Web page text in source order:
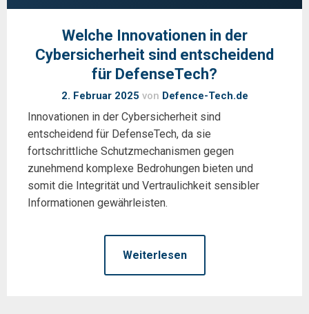
Welche Innovationen in der
Cybersicherheit sind entscheidend
für DefenseTech?
2. Februar 2025 von Defence-Tech.de
Innovationen in der Cybersicherheit sind
entscheidend für DefenseTech, da sie
fortschrittliche Schutzmechanismen gegen
zunehmend komplexe Bedrohungen bieten und
somit die Integrität und Vertraulichkeit sensibler
Informationen gewährleisten.
Weiterlesen